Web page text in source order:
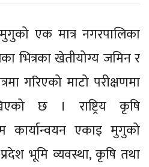
एक मात्र नगरपालिका
भित्रका खेतीयोग्य जमिन र
गरिएको माटो परीक्षणमा
छ । राष्ट्रिय कृषि
कार्यान्वयन एकाइ मुगुको
भूमि व्यवस्था, कृषि तथा